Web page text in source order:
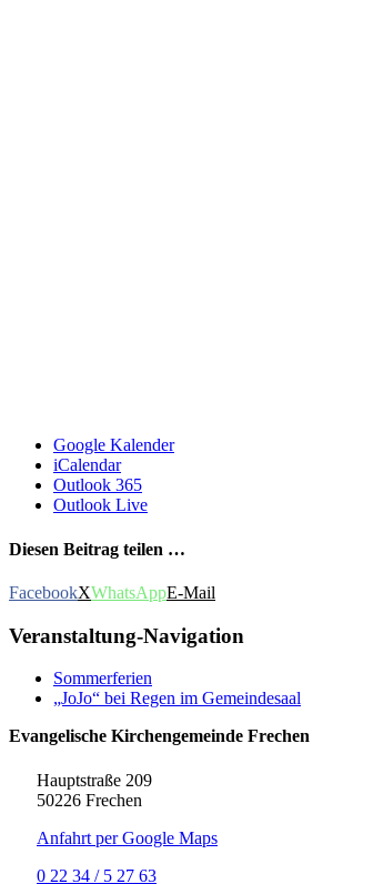
Google Kalender
iCalendar
Outlook 365
Outlook Live
Diesen Beitrag teilen …
FacebookXWhatsAppE-Mail
Veranstaltung-Navigation
Sommerferien
„JoJo“ bei Regen im Gemeindesaal
Evangelische Kirchengemeinde Frechen
Hauptstraße 209
50226 Frechen
Anfahrt per Google Maps
0 22 34 / 5 27 63